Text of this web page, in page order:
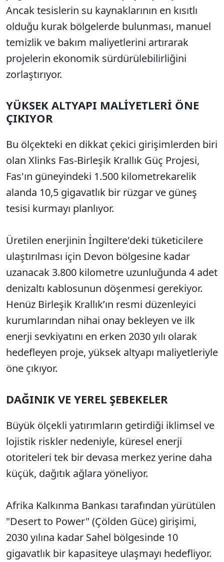
Ancak tesislerin su kaynaklarının en kısıtlı
olduğu kurak bölgelerde bulunması, manuel
temizlik ve bakım maliyetlerini artırarak
projelerin ekonomik sürdürülebilirliğini
zorlaştırıyor.
YÜKSEK ALTYAPI MALİYETLERİ ÖNE
ÇIKIYOR
Bu ölçekteki en dikkat çekici girişimlerden biri
olan Xlinks Fas-Birleşik Krallık Güç Projesi,
Fas'ın güneyindeki 1.500 kilometrekarelik
alanda 10,5 gigavatlık bir rüzgar ve güneş
tesisi kurmayı planlıyor.
Üretilen enerjinin İngiltere'deki tüketicilere
ulaştırılması için Devon bölgesine kadar
uzanacak 3.800 kilometre uzunluğunda 4 adet
denizaltı kablosunun döşenmesi gerekiyor.
Henüz Birleşik Krallık’ın resmi düzenleyici
kurumlarından nihai onay bekleyen ve ilk
enerji sevkiyatını en erken 2030 yılı olarak
hedefleyen proje, yüksek altyapı maliyetleriyle
öne çıkıyor.
DAĞINIK VE YEREL ŞEBEKELER
Büyük ölçekli yatırımların getirdiği iklimsel ve
lojistik riskler nedeniyle, küresel enerji
otoriteleri tek bir devasa merkez yerine daha
küçük, dağıtık ağlara yöneliyor.
Afrika Kalkınma Bankası tarafından yürütülen
"Desert to Power" (Çölden Güce) girişimi,
2030 yılına kadar Sahel bölgesinde 10
gigavatlık bir kapasiteye ulaşmayı hedefliyor.